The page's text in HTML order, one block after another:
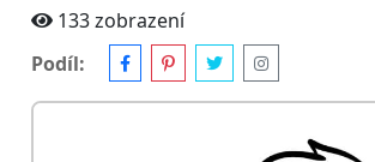
133 zobrazení
Podíl: